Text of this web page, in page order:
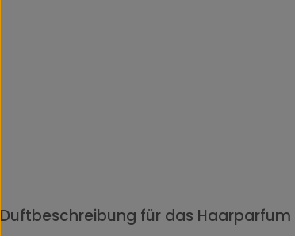
Duftbeschreibung für das Haarparfum